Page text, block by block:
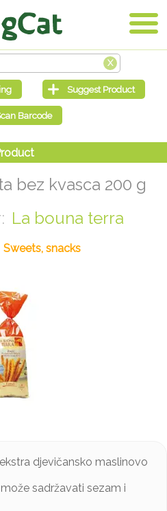
bez kvasca 200 g
La bouna terra
Sweets, snacks
djevičansko maslinovo
sadržavati sezam i